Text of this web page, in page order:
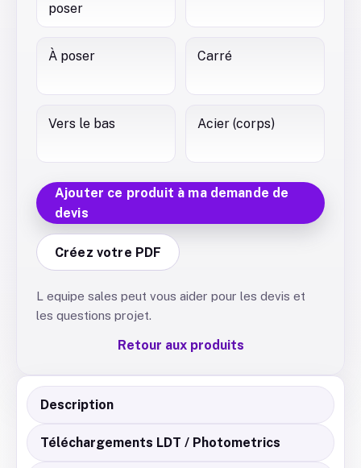
poser
À poser Carré
Vers le bas Acier (corps)
Ajouter ce produit à ma demande de
devis
Créez votre PDF
L equipe sales peut vous aider pour les devis et
les questions projet.
Retour aux produits
Description
Téléchargements LDT / Photometrics